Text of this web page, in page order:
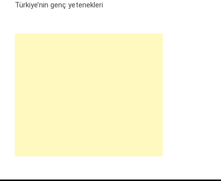
Türkiye’nin genç yetenekleri